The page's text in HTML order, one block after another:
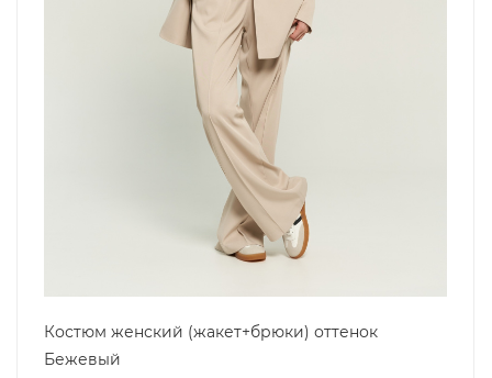
Костюм женский (жакет+брюки) оттенок
Бежевый